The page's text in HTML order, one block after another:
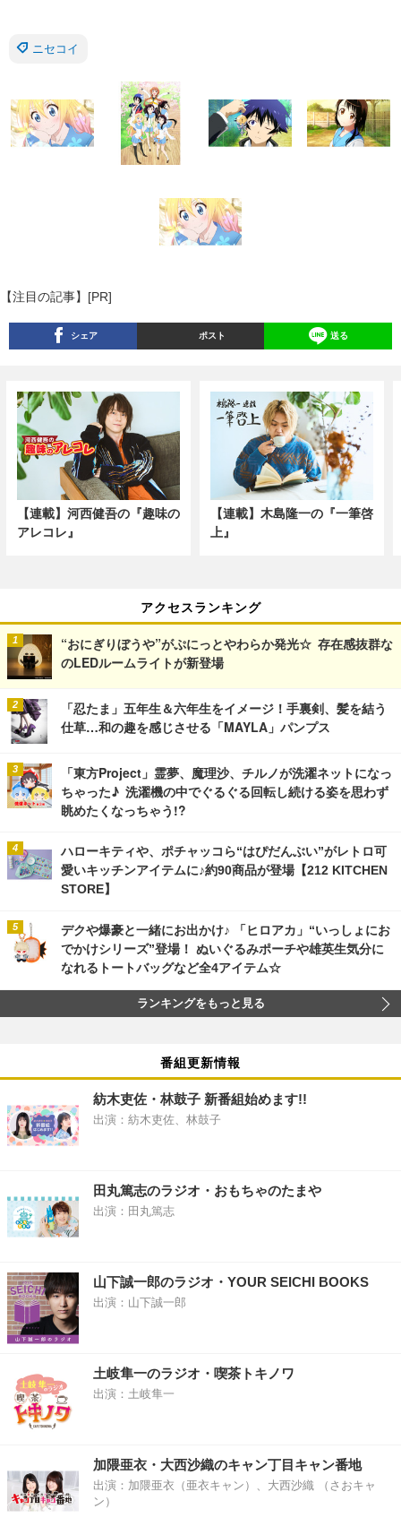
ニセコイ
【注目の記事】[PR]
シェア ポスト 送る
【連載】河西健吾の『趣味の
アレコレ』
【連載】木島隆一の『一筆啓
上』
アクセスランキング
“おにぎりぼうや”がぷにっとやわらか発光☆ 存在感抜群な
のLEDルームライトが新登場
「忍たま」五年生＆六年生をイメージ！手裏剣、髪を結う
仕草…和の趣を感じさせる「MAYLA」パンプス
「東方Project」霊夢、魔理沙、チルノが洗濯ネットになっ
ちゃった♪ 洗濯機の中でぐるぐる回転し続ける姿を思わず
眺めたくなっちゃう!?
ハローキティや、ポチャッコら“はぴだんぶい”がレトロ可
愛いキッチンアイテムに♪約90商品が登場【212 KITCHEN
STORE】
デクや爆豪と一緒にお出かけ♪ 「ヒロアカ」“いっしょにお
でかけシリーズ”登場！ ぬいぐるみポーチや雄英生気分に
なれるトートバッグなど全4アイテム☆
ランキングをもっと見る
番組更新情報
紡木吏佐・林鼓子 新番組始めます!!
出演：紡木吏佐、林鼓子
田丸篤志のラジオ・おもちゃのたまや
出演：田丸篤志
山下誠一郎のラジオ・YOUR SEICHI BOOKS
出演：山下誠一郎
土岐隼一のラジオ・喫茶トキノワ
出演：土岐隼一
加隈亜衣・大西沙織のキャン丁目キャン番地
出演：加隈亜衣（亜衣キャン）、大西沙織 （さおキャ
ン）